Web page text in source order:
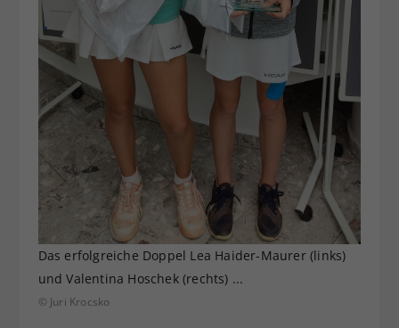
Das erfolgreiche Doppel Lea Haider-Maurer (links)
und Valentina Hoschek (rechts) ...
© Juri Krocsko